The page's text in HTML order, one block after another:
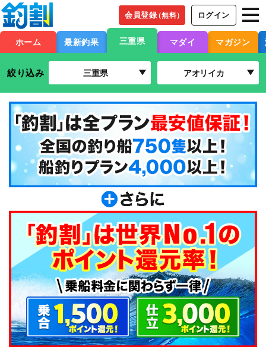
会員登録（無料） ログイン
ホーム 最新釣果 三重県 マダイ マガジン
絞り込み 三重県 アオリイカ